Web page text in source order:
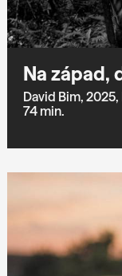
Na západ,
David Bim, 2025,
74 min.